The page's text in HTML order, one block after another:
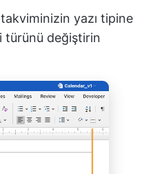
yazı tipine
türünü değiştirin